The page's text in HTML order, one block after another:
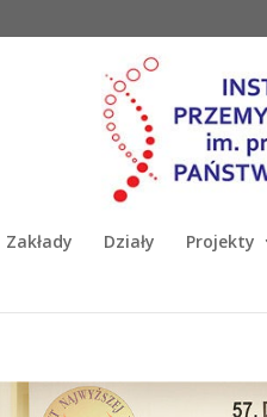
Zakłady Działy Projekty